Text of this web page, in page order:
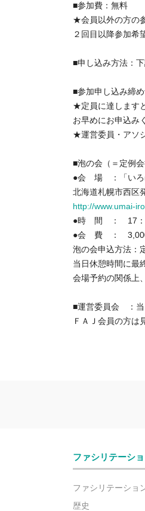
■参加費：無料
★会員以外の方の
２回目以降参加希
■申し込み方法：
■参加申し込み締
★定員に達します
お早めにお申込み
★運営委員・アソ
■泡の会（＝定例
●会 場 ：「いろ
北海道札幌市西区
http://www.umai-
●時 間 ： 17：
●会 費 ： 3,000
泡の会申込方法：
当日休憩時間に最
会場予約の関係上
■運営委員会 ：当
ＦＡＪ会員の方は
ファシリテーシ
ファシリテーショ
歴史